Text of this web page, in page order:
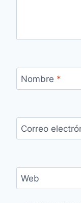
Nombre *
Correo
Web